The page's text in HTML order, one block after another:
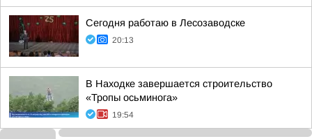
Сегодня работаю в Лесозаводске
20:13
В Находке завершается строительство
«Тропы осьминога»
19:54